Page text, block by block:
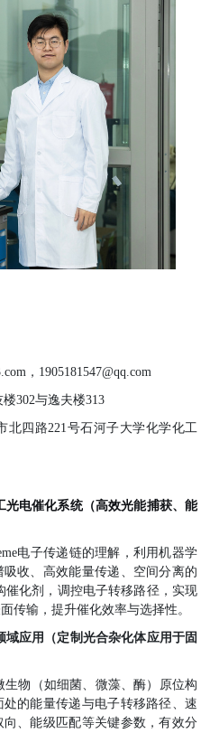
， 19051 81547@qq.com
楼302与逸夫楼313
北四路221号石河子大学化学化工
光电催化系统（高效光能捕获、能
电子传递链的理解 ，利用机器学
收、高效能量传递、空间分离的
化剂， 调控电子转移路径，实现
传输， 提升催化效率与选择性。
域应用（定制 光合杂化体应用于固
生物 （如细菌、 微藻 、酶）
原位构
处的能量传递与电子转移路径、速
、能级匹配等关键参数，有效分